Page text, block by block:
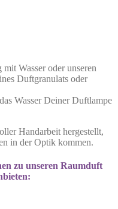
Wasser oder unseren
Duftgranulats oder
Wasser Deiner Duftlampe
Handarbeit hergestellt,
in der Optik kommen.
zu unseren Raumduft